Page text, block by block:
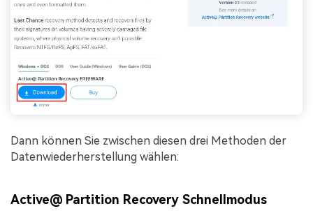
Dann können Sie zwischen diesen drei Methoden der
Datenwiederherstellung wählen:
Active@ Partition Recovery Schnellmodus